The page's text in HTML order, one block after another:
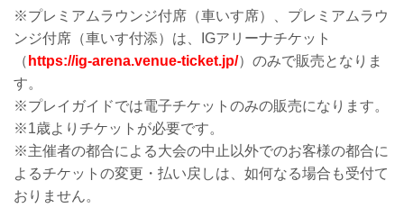
※プレミアムラウンジ付席（車いす席）、プレミアムラウ
ンジ付席（車いす付添）は、IGアリーナチケット
（ https://ig-arena.venue-ticket.jp/）のみで販売となりま
す。
※プレイガイドでは電子チケットのみの販売になります。
※1歳よりチケットが必要です。
※主催者の都合による大会の中止以外でのお客様の都合に
よるチケットの変更・払い戻しは、如何なる場合も受付て
おりません。